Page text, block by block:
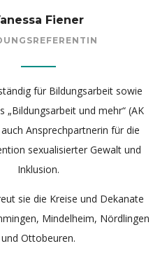
Fiener
für Bildungsarbeit sowie
„Bildungsarbeit und mehr“ (AK
Ansprechpartnerin für die
sexualisierter Gewalt und
Inklusion.
sie die Kreise und Dekanate
Mindelheim, Nördlingen
und Ottobeuren.